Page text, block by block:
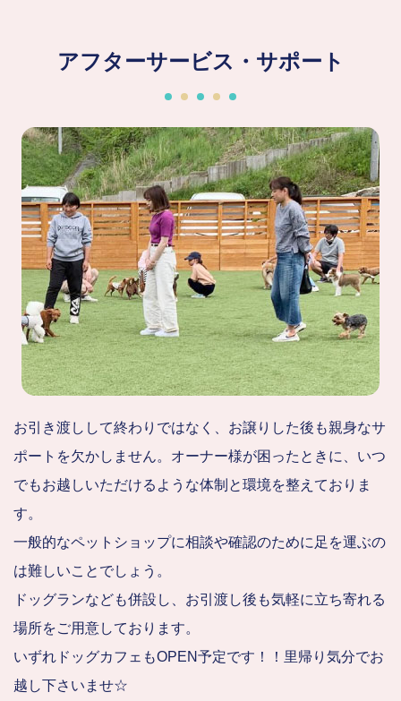
アフターサービス・サポート
お引き渡しして終わりではなく、お譲りした後も親身なサ
ポートを欠かしません。オーナー様が困ったときに、いつ
でもお越しいただけるような体制と環境を整えておりま
す。
一般的なペットショップに相談や確認のために足を運ぶの
は難しいことでしょう。
ドッグランなども併設し、お引渡し後も気軽に立ち寄れる
場所をご用意しております。
いずれドッグカフェもOPEN予定です！！里帰り気分でお
越し下さいませ☆